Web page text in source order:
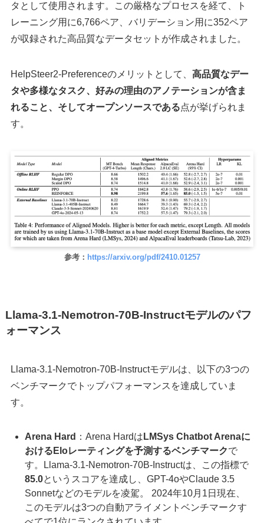
タとして使用されます。この厳格なプロセスを経て、ト
レーニング用に6,766ペア、バリデーション用に352ペア
が収録された高品質なデータセットが作成されました。
HelpSteer2-Preferenceのメリットとして、 高品質なデー
タや多様なタスク、好みの理由のアノテーションが含ま
れること、そしてオープンソースである点が挙げられま
す。
参考： https://arxiv.org/pdf/2410.01257
Llama-3.1-Nemotron-70B-Instructモデルのパフ
ォーマンス
Llama-3.1-Nemotron-70B-Instructモデルは、以下の3つの
ベンチマークでトップパフォーマンスを達成していま
す。
Arena Hard ：Arena Hardは LMSys Chatbot Arenaに
おけるEloレーティングを予測するベンチマークで
す。Llama-3.1-Nemotron-70B-Instructは、この指標で
85.0というスコアを達成し、GPT-4oやClaude 3.5
Sonnetなどのモデルを凌駕。 2024年10月1日現在、
このモデルは3つの自動アライメントベンチマークす